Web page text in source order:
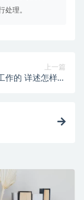
处理。
上一篇
作的 详述怎样使